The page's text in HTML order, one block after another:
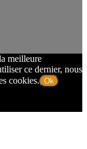
meilleure
ce dernier, nous
cookies. Ok